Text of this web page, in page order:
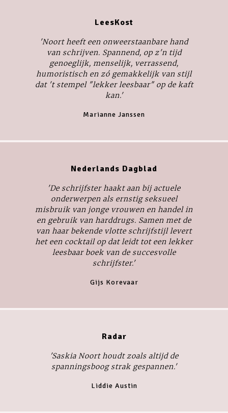
LeesKost
'Noort heeft een onweerstaanbare hand
van schrijven. Spannend, op z'n tijd
genoeglijk, menselijk, verrassend,
humoristisch en zó gemakkelijk van stijl
dat 't stempel "lekker leesbaar" op de kaft
kan.'
Marianne Janssen
Nederlands Dagblad
'De schrijfster haakt aan bij actuele
onderwerpen als ernstig seksueel
misbruik van jonge vrouwen en handel in
en gebruik van harddrugs. Samen met de
van haar bekende vlotte schrijfstijl levert
het een cocktail op dat leidt tot een lekker
leesbaar boek van de succesvolle
schrijfster.'
Gijs Korevaar
Radar
'Saskia Noort houdt zoals altijd de
spanningsboog strak gespannen.'
Liddie Austin